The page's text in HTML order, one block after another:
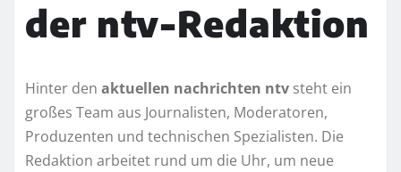
der ntv-Redaktion
Hinter den aktuellen nachrichten ntv steht ein
großes Team aus Journalisten, Moderatoren,
Produzenten und technischen Spezialisten. Die
Redaktion arbeitet rund um die Uhr, um neue